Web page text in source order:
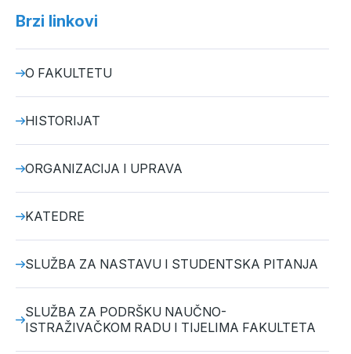
Brzi linkovi
O FAKULTETU
HISTORIJAT
ORGANIZACIJA I UPRAVA
KATEDRE
SLUŽBA ZA NASTAVU I STUDENTSKA PITANJA
SLUŽBA ZA PODRŠKU NAUČNO-
ISTRAŽIVAČKOM RADU I TIJELIMA FAKULTETA